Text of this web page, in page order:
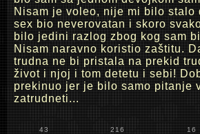
Nisam je voleo, nije mi bilo stalo
sex bio neverovatan i skoro
bilo jedini razlog zbog kog sam
Nisam naravno koristio zaštitu.
trudna ne bi pristala na prekid
život i njoj i tom detetu i sebi!
prekinuo jer je bilo samo pitanje
zatrudneti...
43 216 16